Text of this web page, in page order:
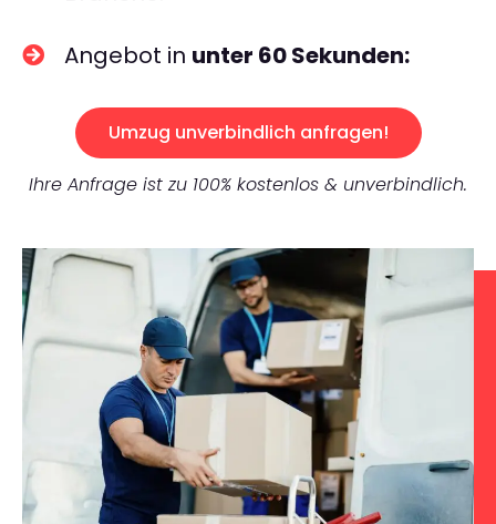
Angebot in unter 60 Sekunden:
Umzug unverbindlich anfragen!
Ihre Anfrage ist zu 100% kostenlos & unverbindlich.